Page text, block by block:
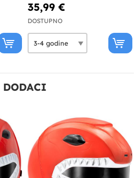
35,99 €
DOSTUPNO
DODACI